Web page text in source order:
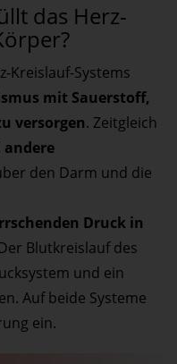
das Herz-
Kreislauf-Systems
mit Sauerstoff,
versorgen. Zeitgleich
andere
den Darm und die
Druck in
Blutkreislauf des
und ein
Auf beide Systeme
ein.